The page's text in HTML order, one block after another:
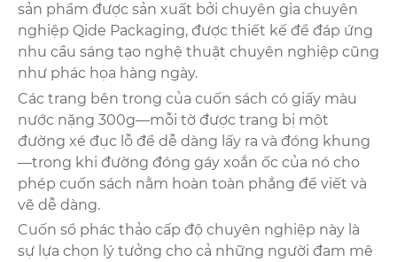
sản phẩm được sản xuất bởi chuyên gia chuyên
nghiệp Qide Packaging, được thiết kế để đáp ứng
nhu cầu sáng tạo nghệ thuật chuyên nghiệp cũng
như phác họa hàng ngày.
Các trang bên trong của cuốn sách có giấy màu
nước nặng 300g—mỗi tờ được trang bị một
đường xé đục lỗ để dễ dàng lấy ra và đóng khung
—trong khi đường đóng gáy xoắn ốc của nó cho
phép cuốn sách nằm hoàn toàn phẳng để viết và
vẽ dễ dàng.
Cuốn sổ phác thảo cấp độ chuyên nghiệp này là
sự lựa chọn lý tưởng cho cả những người đam mê